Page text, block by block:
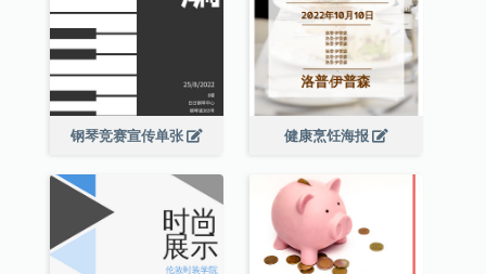
钢琴竞赛宣传单张 健康烹饪海报